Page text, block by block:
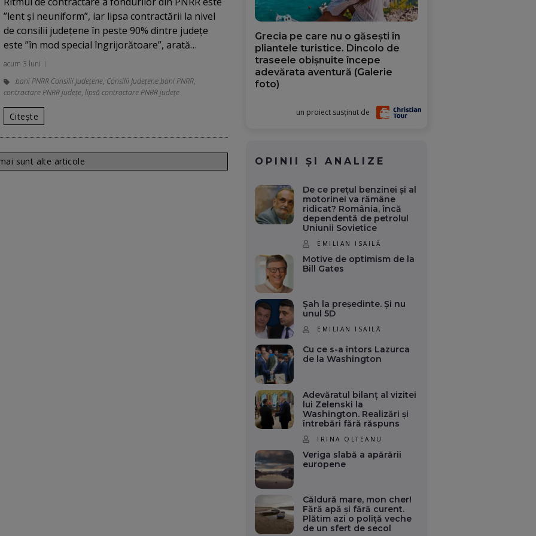
”lent și neuniform”, iar lipsa contractării la nivel
de consilii județene în peste 90% dintre județe
este ”în mod special îngrijorătoare”, arată…
acum 3 luni
bani PNRR Consilii Județene, Consilii Județene bani PNRR,
contractare PNRR județe, lipsă contractare PNRR județe
Citește
sunt alte articole
Grecia pe care nu o găsești în
pliantele turistice. Dincolo de
traseele obișnuite începe
adevărata aventură (Galerie
foto)
un proiect susținut de
OPINII ȘI ANALIZE
De ce prețul benzinei și al
motorinei va rămâne
ridicat? România, încă
dependentă de petrolul
Uniunii Sovietice
EMILIAN ISAILĂ
Motive de optimism de la
Bill Gates
Șah la președinte. Și nu
unul 5D
EMILIAN ISAILĂ
Cu ce s-a întors Lazurca
de la Washington
Adevăratul bilanț al vizitei
lui Zelenski la
Washington. Realizări și
întrebări fără răspuns
IRINA OLTEANU
Veriga slabă a apărării
europene
Căldură mare, mon cher!
Fără apă și fără curent.
Plătim azi o poliță veche
de un sfert de secol